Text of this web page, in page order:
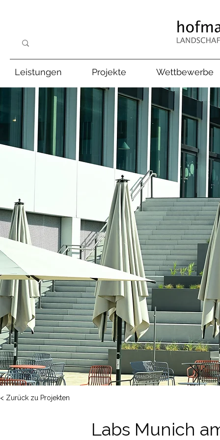
Leistungen Projekte Wettbewerbe
< Zurück zu Projekten
Labs Munich